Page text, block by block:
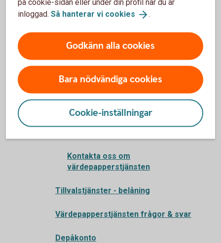
Värdepapperstjänst Bas
Värdepapperstjänst ISK
Kapitalspar depå
IP-depå
Kontakta oss om
värdepapperstjänsten
Tillvalstjänster - belåning
Värdepapperstjänsten frågor & svar
Depåkonto
på cookie-sidan eller under din profil när du är
inloggad. Så hanterar vi cookies .
Godkänn alla cookies
Bara nödvändiga cookies
Cookie-inställningar